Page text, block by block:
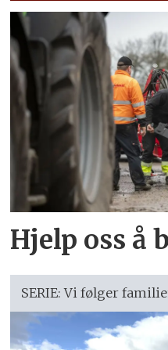
Hjelp oss å
SERIE: Vi følger